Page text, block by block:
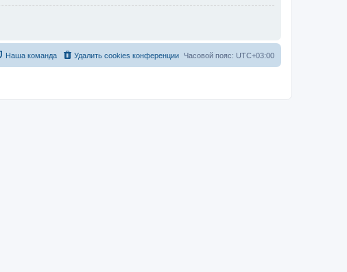
Часовой пояс: UTC+03:00
Удалить cookies конференции
Наша команда